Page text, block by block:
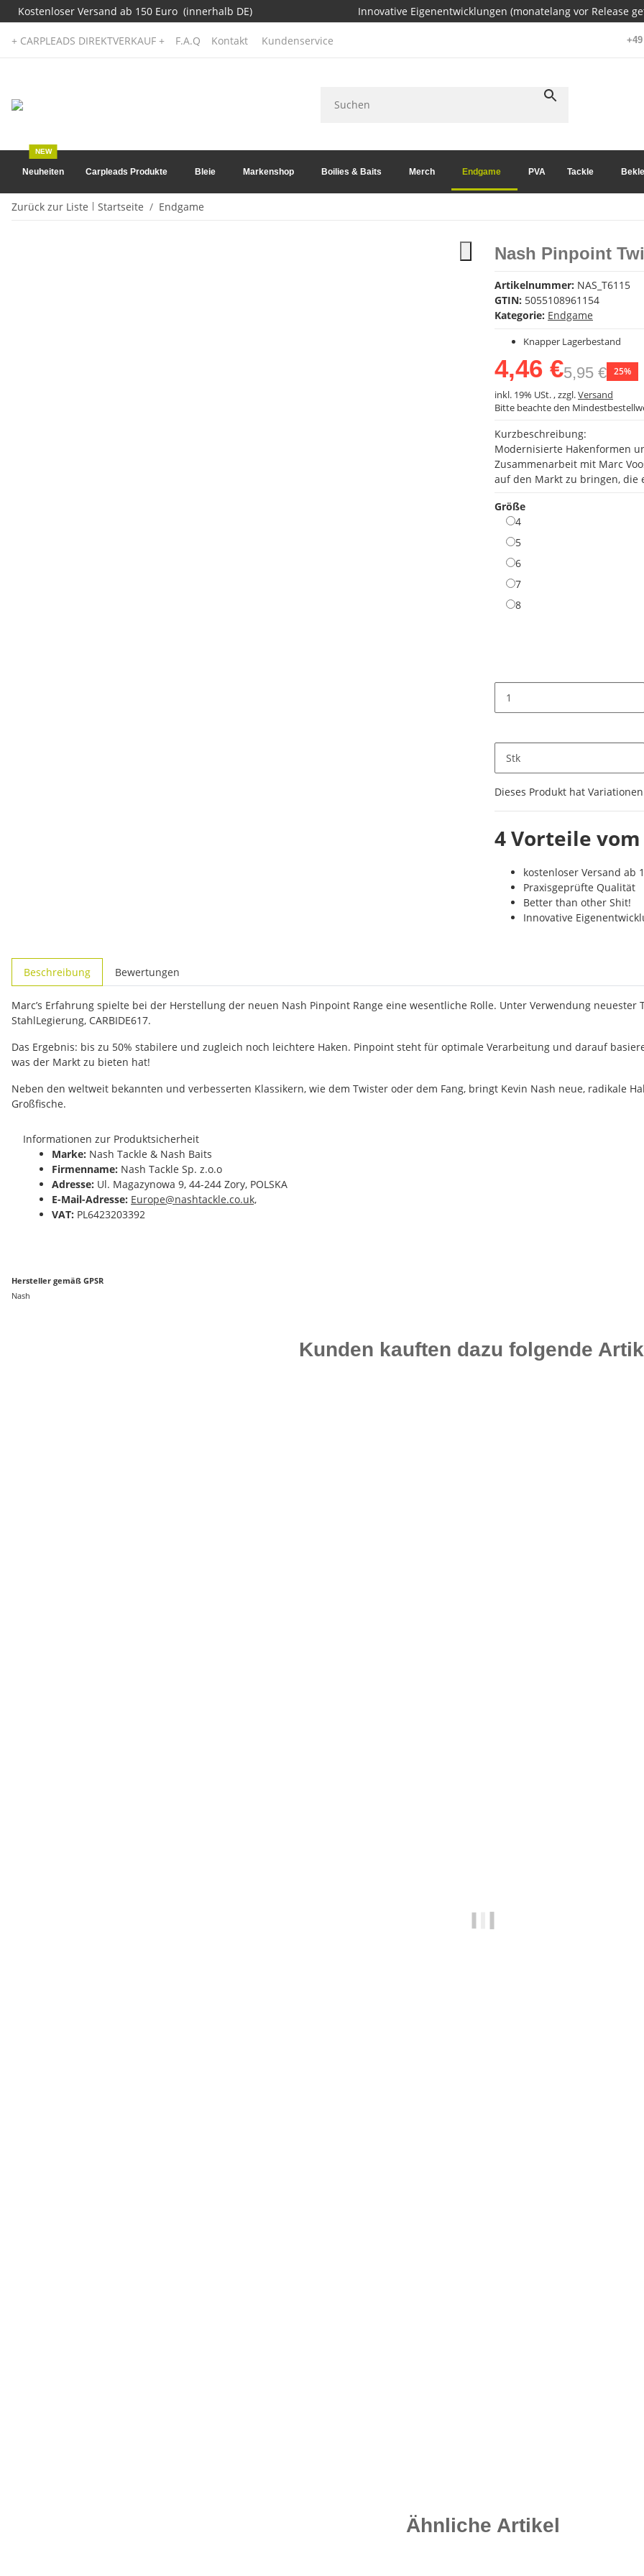
Kostenloser Versand ab 150 Euro (innerhalb DE) Innovative Eigenentwicklungen (monatelang vor Release
+ CARPLEADS DIREKTVERKAUF + F.A.Q Kontakt Kundenservice
Neuheiten
NEW
Carpleads Produkte Bleie Markenshop Boilies & Baits Merch Endgame PVA Tackle
Zurück zur Liste Startseite Endgame
Nash Pinpoint
Artikelnummer: NAS_T6115
GTIN: 5055108961154
Kategorie: Endgame
Knapper Lagerbestand
4,46 €5,95 € 25%
inkl. 19% USt. , zzgl.Versand
Bitte beachte den
Kurzbeschreibung:
Modernisierte Hakenformen
Zusammenarbeit mit Marc
auf den Markt zu bringen, die
Größe
44
55
66
77
88
Stk
x
Dieses Produkt hat
4 Vorteile
kostenloser Versand ab
Praxisgeprüfte Qualität
Better than other Shit!
Innovative
Beschreibung Bewertungen
Marc’s Erfahrung spielte bei der Herstellung der neuen Nash Pinpoint Range eine wesentliche Rolle. Unter Verwendung
StahlLegierung, CARBIDE617.
Das Ergebnis: bis zu 50% stabilere und zugleich noch leichtere Haken. Pinpoint steht für optimale Verarbeitung und darauf
was der Markt zu bieten hat!
Neben den weltweit bekannten und verbesserten Klassikern, wie dem Twister oder dem Fang, bringt Kevin Nash neue, radikale
Großfische.
Informationen zur Produktsicherheit
Marke: Nash Tackle & Nash Baits
Firmenname: Nash Tackle Sp. z.o.o
Adresse: Ul. Magazynowa 9, 44-244 Zory, POLSKA
E-Mail-Adresse: Europe@nashtackle.co.uk,
VAT: PL6423203392
Hersteller gemäß GPSR
Nash
Kunden kauften dazu folgende
Ähnliche Artikel